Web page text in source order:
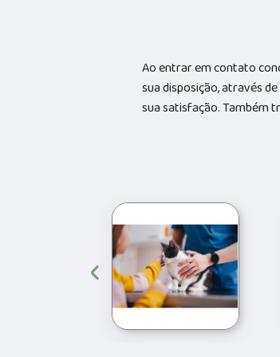
Ao entrar em contato
sua disposição, através
sua satisfação. Também
‹